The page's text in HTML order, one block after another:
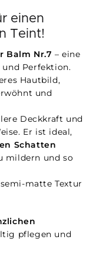
einen
Teint!
Balm Nr.7 – eine
Perfektion.
Hautbild,
und
Deckkraft und
Er ist ideal,
Schatten
mildern und so
matte Textur
pflegen und